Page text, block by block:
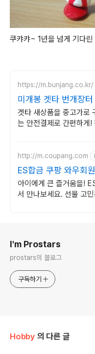
쿠캬캬~ 1년을 넘게 기다
https://m.bunjang.co.kr/
미개봉 겟타 번개장
드 중고거래
겟타 새상품을 중고가로
는 안전결제로 간편하게!
http://m.coupang.com
ES합금 쿠팡 와우회
송
아이에게 큰 즐거움을!
서 만나보세요. 선물 고
I'm Prostars
prostars의 블로그
구독하기
Hobby 의 다른 글